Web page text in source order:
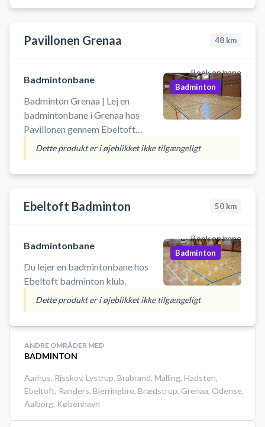
Pavillonen Grenaa 48 km
Book en bane
Badmintonbane
Badminton Grenaa | Lej en
badmintonbane i Grenaa hos
Pavillonen gennem Ebeltoft
Firma- og Familie Idræt (EFFI).
Book en bane og spil badminton i
Grenaa på en af de 6
Kulturhuset Pavillonen Grenaa.
Der er gode parkeringsmuligheder
booker din badmintonbane i
Badminton
Dette produkt er i øjeblikket ikke tilgængeligt
Ebeltoft Badminton 50 km
Book en bane
Badmintonbane
Du lejer en badmintonbane hos
Ebeltoft badminton klub.
Badminton
Dette produkt er i øjeblikket ikke tilgængeligt
ANDRE OMRÅDER MED
BADMINTON
Aarhus, Risskov, Lystrup, Brabrand, Malling, Hadsten,
Ebeltoft, Randers, Bjerringbro, Brædstrup, Grenaa, Odense,
Aalborg, København